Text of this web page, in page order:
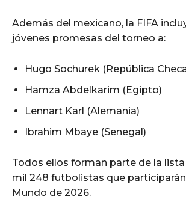
Además del mexicano, la FIFA
jóvenes promesas del torneo a:
Hugo Sochurek (República
Hamza Abdelkarim (Egipto)
Lennart Karl (Alemania)
Ibrahim Mbaye (Senegal)
Todos ellos forman parte de la
mil 248 futbolistas que
Mundo de 2026.